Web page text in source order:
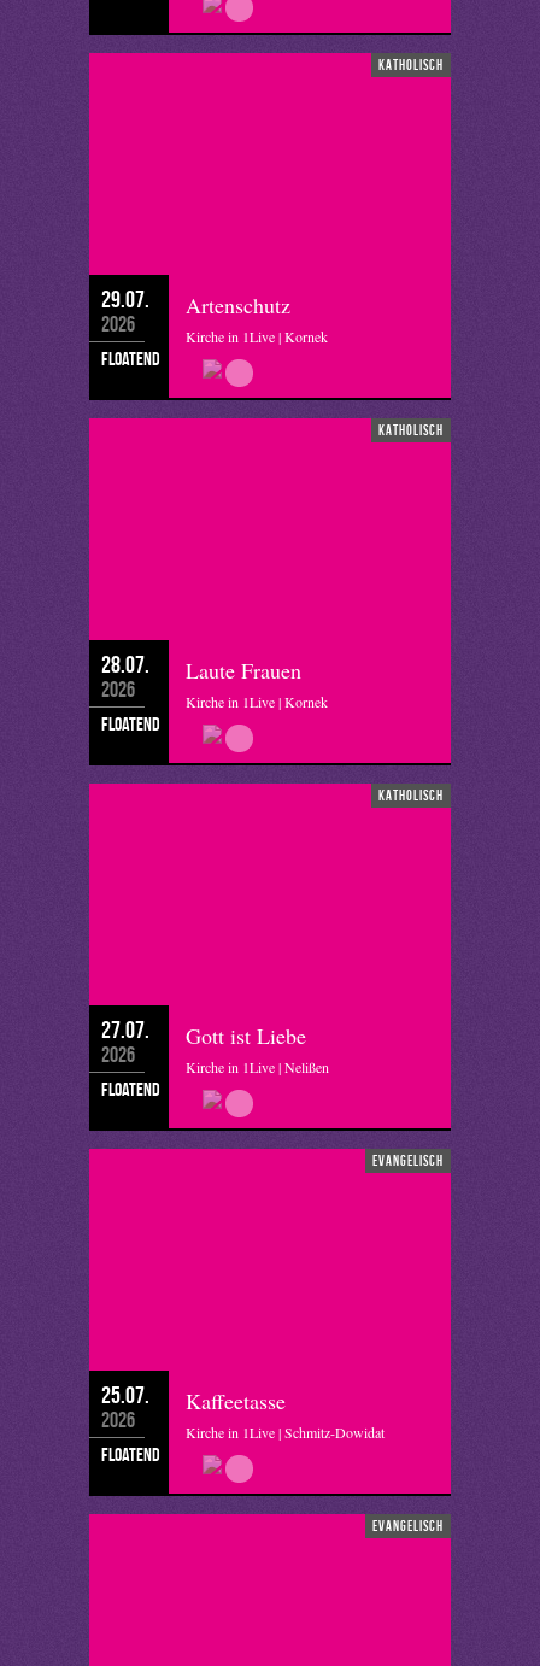
katholisch
29.07.
2026
floatend
Artenschutz
Kirche in 1Live | Kornek
katholisch
28.07.
2026
floatend
Laute Frauen
Kirche in 1Live | Kornek
katholisch
27.07.
2026
floatend
Gott ist Liebe
Kirche in 1Live | Nelißen
evangelisch
25.07.
2026
floatend
Kaffeetasse
Kirche in 1Live | Schmitz-Dowidat
evangelisch